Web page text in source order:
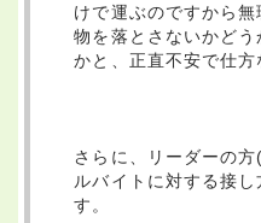
けで運ぶのですから
物を落とさないかど
かと、正直不安で仕方
さらに、リーダーの
ルバイトに対する接
す。